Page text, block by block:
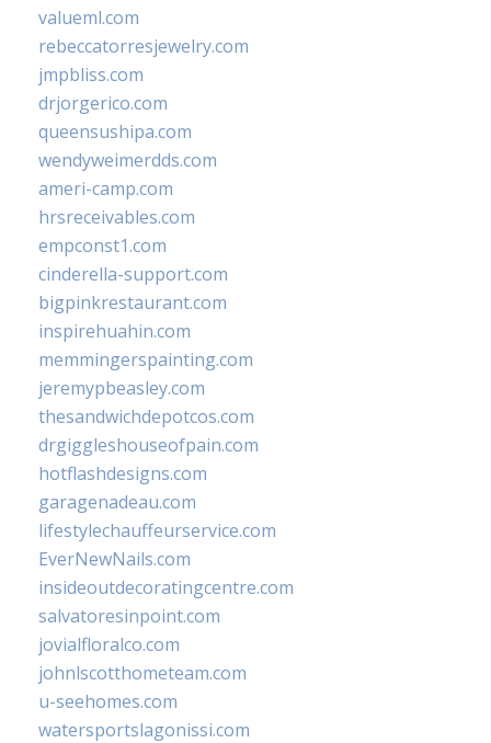
valueml.com
rebeccatorresjewelry.com
jmpbliss.com
drjorgerico.com
queensushipa.com
wendyweimerdds.com
ameri-camp.com
hrsreceivables.com
empconst1.com
cinderella-support.com
bigpinkrestaurant.com
inspirehuahin.com
memmingerspainting.com
jeremypbeasley.com
thesandwichdepotcos.com
drgiggleshouseofpain.com
hotflashdesigns.com
garagenadeau.com
lifestylechauffeurservice.com
EverNewNails.com
insideoutdecoratingcentre.com
salvatoresinpoint.com
jovialfloralco.com
johnlscotthometeam.com
u-seehomes.com
watersportslagonissi.com